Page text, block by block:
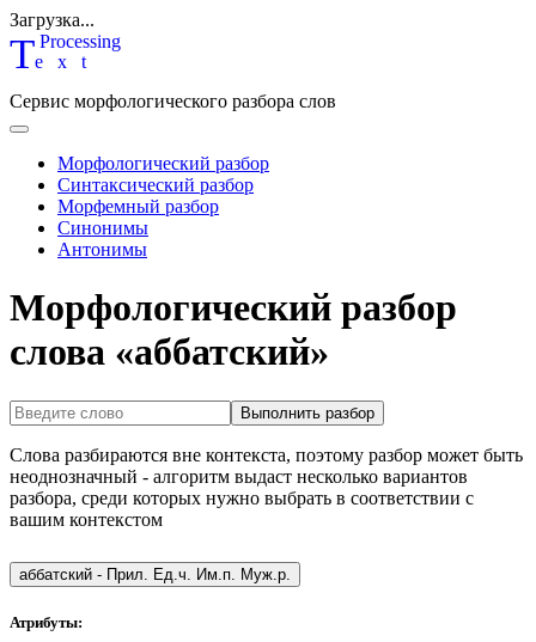
Загрузка...
Text
Processing
Сервис морфологического разбора слов
Морфологический разбор
Синтаксический разбор
Морфемный разбор
Синонимы
Антонимы
Морфологический разбор
слова «аббатский»
Выполнить разбор
Слова разбираются вне контекста, поэтому разбор может быть
неоднозначный - алгоритм выдаст несколько вариантов
разбора, среди которых нужно выбрать в соответствии с
вашим контекстом
аббатский - Прил. Ед.ч. Им.п. Муж.р.
Атрибуты: